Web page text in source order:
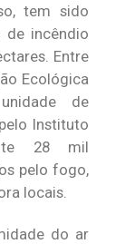
tem sido
incêndio
Entre
Ecológica
de
Instituto
28 mil
pelo fogo,
locais.
do ar